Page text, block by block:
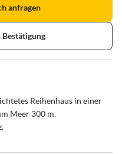
anfragen
Bestätigung
Reihenhaus in einer
Meer 300 m.